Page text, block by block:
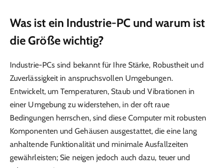
Was ist ein Industrie-PC und warum ist
die Größe wichtig?
Industrie-PCs sind bekannt für Ihre Stärke, Robustheit und
Zuverlässigkeit in anspruchsvollen Umgebungen.
Entwickelt, um Temperaturen, Staub und Vibrationen in
einer Umgebung zu widerstehen, in der oft raue
Bedingungen herrschen, sind diese Computer mit robusten
Komponenten und Gehäusen ausgestattet, die eine lang
anhaltende Funktionalität und minimale Ausfallzeiten
gewährleisten; Sie neigen jedoch auch dazu, teuer und